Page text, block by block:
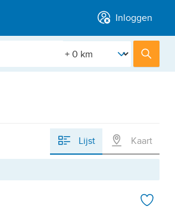
Inloggen
[Straal]
Lijst Kaart